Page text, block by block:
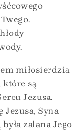
miłosierdzia
które są
Jezusa.
Jezusa, Syna
zalana Jego